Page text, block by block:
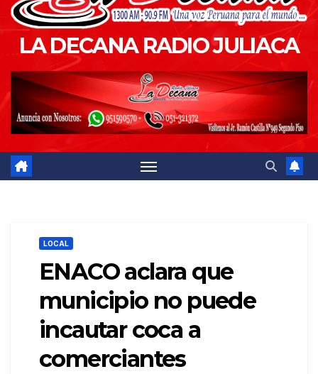
LA DECANA RADIO JULIACA
LOCAL
ENACO aclara que
municipio no puede
incautar coca a
comerciantes